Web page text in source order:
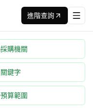
進階查詢
採購機關
關鍵字
預算範圍